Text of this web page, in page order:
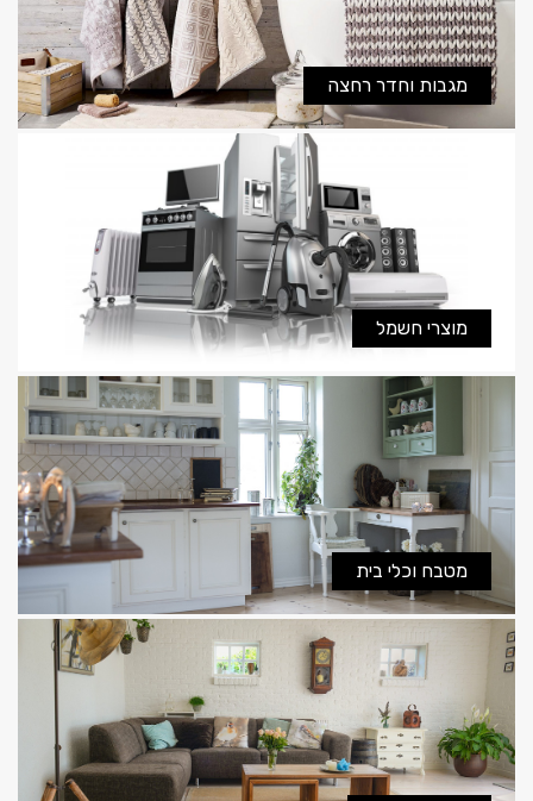
מגבות וחדר רחצה
מוצרי חשמל
מטבח וכלי בית